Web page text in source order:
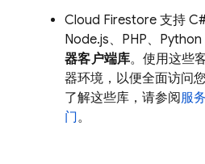
Cloud Firestore 支持
Node.js、PHP、
器客户端库。使用这些
器环境，以便全面访问
了解这些库，请参阅服
门。